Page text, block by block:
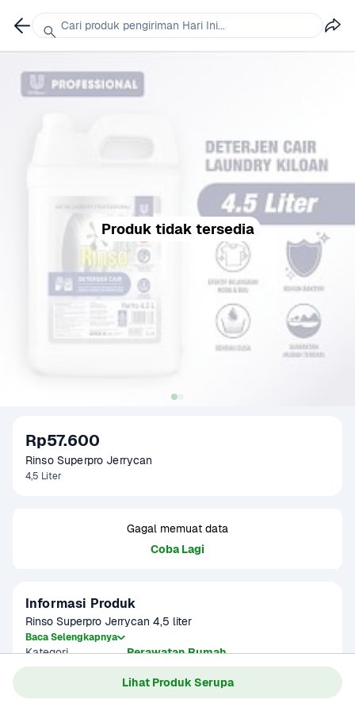
Lihat Produk Serupa
Produk tidak tersedia
Rp57.600
Rinso Superpro Jerrycan
4,5 Liter
Gagal memuat data
Coba Lagi
Informasi Produk
Rinso Superpro Jerrycan 4,5 liter
Baca Selengkapnya
Kategori Perawatan Rumah
Cari produk pengiriman Hari Ini...